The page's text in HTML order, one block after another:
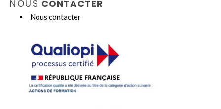
NOUS CONTACTER
Nous contacter